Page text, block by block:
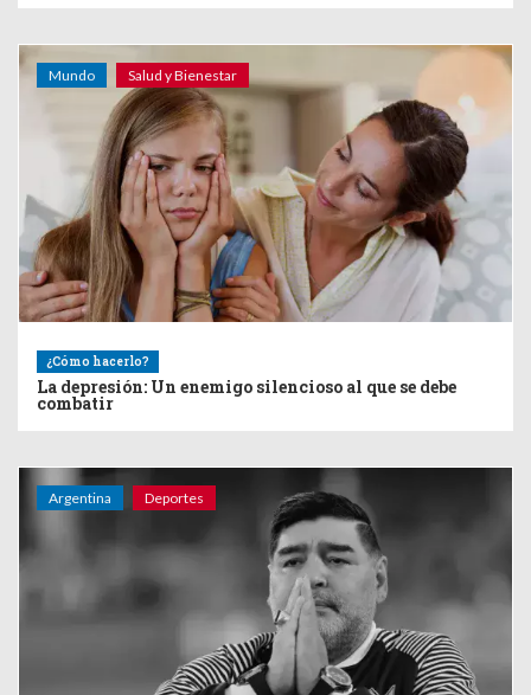
Mundo Salud y Bienestar
¿Cómo hacerlo?
La depresión: Un enemigo silencioso al que se debe
combatir
Argentina Deportes